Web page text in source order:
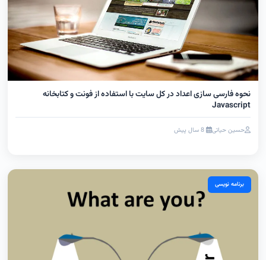
نحوه فارسی سازی اعداد در کل سایت با استفاده از فونت و کتابخانه
Javascript
حسین حیاتی 8 سال پیش
برنامه نویسی